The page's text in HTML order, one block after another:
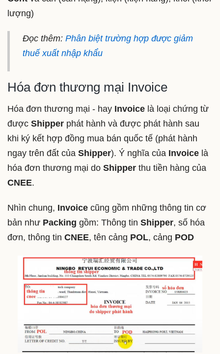
lượng)
Đọc thêm: Phân biệt trường hợp được giảm
thuế xuất nhập khẩu
Hóa đơn thương mại Invoice
Hóa đơn thương mại - hay Invoice là loại chứng từ
được Shipper phát hành và được phát hành sau
khi ký kết hợp đồng mua bán quốc tế (phát hành
ngay trên đất của Shipper). Ý nghĩa của Invoice là
hóa đơn thương mại do Shipper thu tiền hàng của
CNEE.
Nhìn chung, Invoice cũng gồm những thông tin cơ
bản như Packing gồm: Thông tin Shipper, số hóa
đơn, thông tin CNEE, tên cảng POL, cảng POD